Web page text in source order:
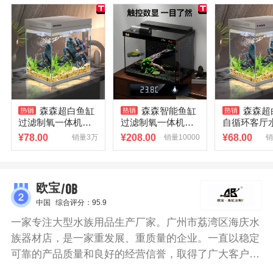
市，为森森集团的腾飞蓝图打下坚实的基础，大有运筹
于帷幄之中，决胜于千里之外之势。森森鱼缸采用超白
玻璃制作，高清透亮，观赏性极强，边缘使用精准镜面
级磨边，边角光滑如镜，斜角打磨，不拉手；配以纯手
工打胶，胶条均匀，密封性好，不易脱落，无气泡，不
漏水。
森森超白鱼缸
过滤制氧一体机自
循环客厅水族箱桌
¥78.00 销量3万
森森智能鱼缸
过滤制氧一体机超
白玻璃客厅小型家
¥208.00 销量10000
森森超
自循环客厅
桌面家用懒
¥68.00
欧宝/OB
中国 综合评分：95.9
一家专注大型水族用品生产厂家。广州市荔湾区海庆水
族器材店，是一家重发展、重质量的企业。一直以稳定
可靠的产品质量和良好的经营信誉，取得了广大客户的